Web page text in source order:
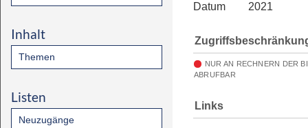
Inhalt
Themen
Listen
Neuzugänge
Datum
2021
NUR AN RECHNERN DER
ABRUFBAR
Links